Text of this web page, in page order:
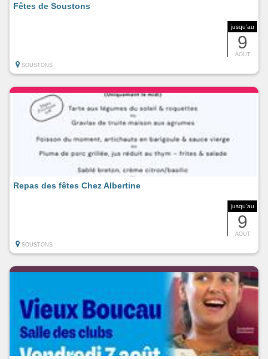
jusqu'au
9
AOUT
Fêtes de Soustons
SOUSTONS
jusqu'au
9
AOUT
Repas des fêtes Chez Albertine
SOUSTONS